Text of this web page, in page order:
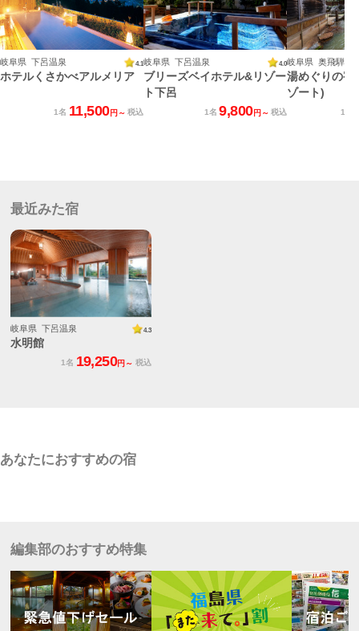
岐阜県 下呂温泉 4.1
ホテルくさかべアルメリア
1名 11,500円～ 税込
岐阜県 下呂温泉 4.0
ブリーズベイホテル&リゾー
ト下呂
1名 9,800円～ 税込
湯めぐりの宿
ゾート)
1名
最近みた宿
岐阜県 下呂温泉 4.3
水明館
1名 19,250円～ 税込
あなたにおすすめの宿
編集部のおすすめ特集